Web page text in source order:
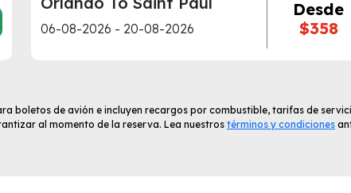
06-08-2026 - 20-08-2026
Desde
$358
boletos de avión e incluyen recargos por combustible, tarifas de
al momento de la reserva. Lea nuestros términos y condiciones